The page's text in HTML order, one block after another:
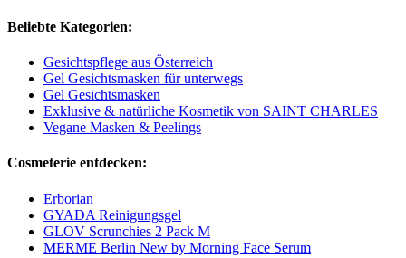
Beliebte Kategorien:
Gesichtspflege aus Österreich
Gel Gesichtsmasken für unterwegs
Gel Gesichtsmasken
Exklusive & natürliche Kosmetik von SAINT CHARLES
Vegane Masken & Peelings
Cosmeterie entdecken:
Erborian
GYADA Reinigungsgel
GLOV Scrunchies 2 Pack M
MERME Berlin New by Morning Face Serum